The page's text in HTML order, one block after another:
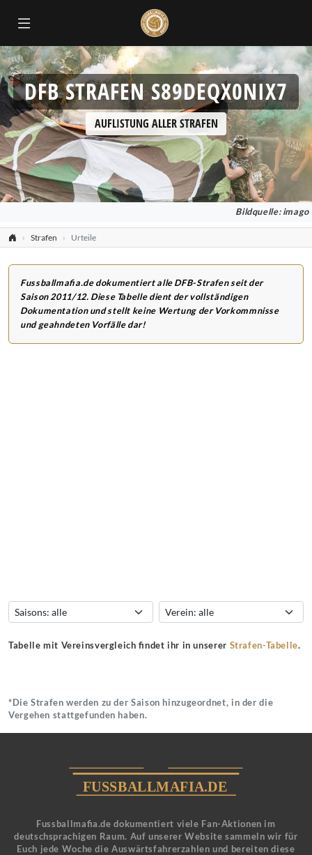
DFB STRAFEN S89DEQX0NIX7
AUFLISTUNG ALLER STRAFEN
Bildquelle: imago
Strafen Urteile
Fussballmafia.de dokumentiert alle DFB-Strafen seit der
Saison 2011/12. Diese Tabelle dient der vollständigen
Dokumentation und stellt keine Wertung der Vorkommnisse
und geahndeten Vorfälle dar!
Tabelle mit Vereinsvergleich findet ihr in unserer Strafen-Tabelle.
*Die Strafen werden zu der Saison hinzugeordnet, in der die
Vergehen stattgefunden haben.
Fussballmafia.de dokumentiert viele Fan-Aktionen im
deutschsprachigen Raum. Auf unserer Website sammeln wir für
Euch jede Woche die Auswärtsfahrerzahlen und bereiten diese